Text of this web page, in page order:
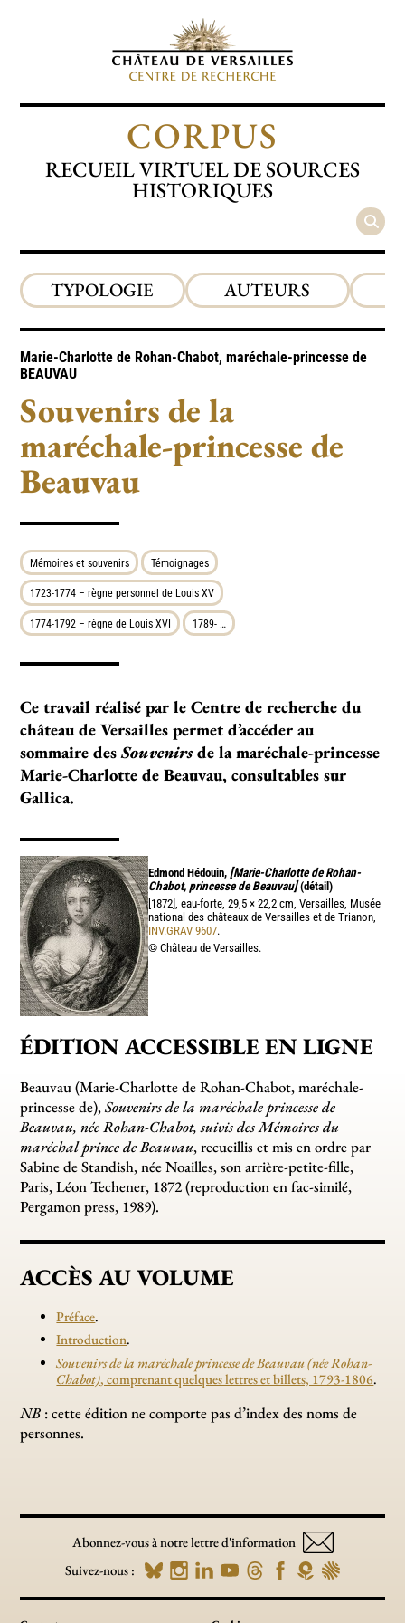
CORPUS
RECUEIL VIRTUEL DE SOURCES
HISTORIQUES
TYPOLOGIE AUTEURS
Marie-Charlotte de Rohan-Chabot, maréchale-princesse de
BEAUVAU
Souvenirs de la
maréchale-princesse de
Beauvau
Mémoires et souvenirs Témoignages
1723-1774 – règne personnel de Louis XV
1774-1792 – règne de Louis XVI 1789- …
Ce travail réalisé par le Centre de recherche du
château de Versailles permet d’accéder au
sommaire desSouvenirsde la maréchale-princesse
Marie-Charlotte de Beauvau, consultables sur
Gallica.
Edmond Hédouin, [Marie-Charlotte de Rohan-
Chabot, princesse de Beauvau](détail)
[1872], eau-forte, 29,5 × 22,2 cm, Versailles, Musée
national des châteaux de Versailles et de Trianon,
INV.GRAV 9607.
© Château de Versailles.
ÉDITION ACCESSIBLE EN LIGNE
Beauvau (Marie-Charlotte de Rohan-Chabot, maréchale-
princesse de),Souvenirs de la maréchale princesse de
Beauvau, née Rohan-Chabot, suivis des Mémoires du
maréchal prince de Beauvau, recueillis et mis en ordre par
Sabine de Standish, née Noailles, son arrière-petite-fille,
Paris, Léon Techener, 1872 (reproduction en fac-similé,
Pergamon press, 1989).
ACCÈS AU VOLUME
Préface.
Introduction.
Souvenirs de la maréchale princesse de Beauvau (née Rohan-
Chabot), comprenant quelques lettres et billets, 1793-1806.
NB : cette édition ne comporte pas d’index des noms de
personnes.
Abonnez-vous à notre lettre d'information
Suivez-nous :